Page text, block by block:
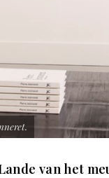
van het